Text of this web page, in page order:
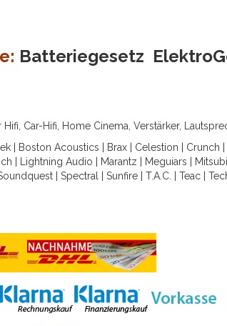
Batteriegesetz
Car-Hifi, Home Cinema, Verstärker,
Boston Acoustics Brax Celestion Crunch
Lightning Audio Marantz Meguiars
Spectral Sunfire T.A.C. Teac